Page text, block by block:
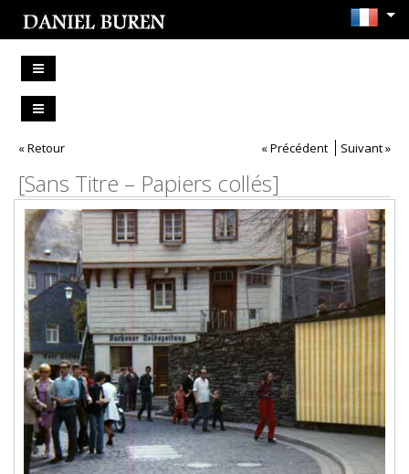
« Retour « Précédent Suivant »
[Sans Titre – Papiers collés]